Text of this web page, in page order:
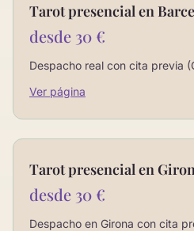
Tarot presencial en
desde 30 €
Despacho real con cita previa
Ver página
Tarot presencial en
desde 30 €
Despacho en Girona con cita